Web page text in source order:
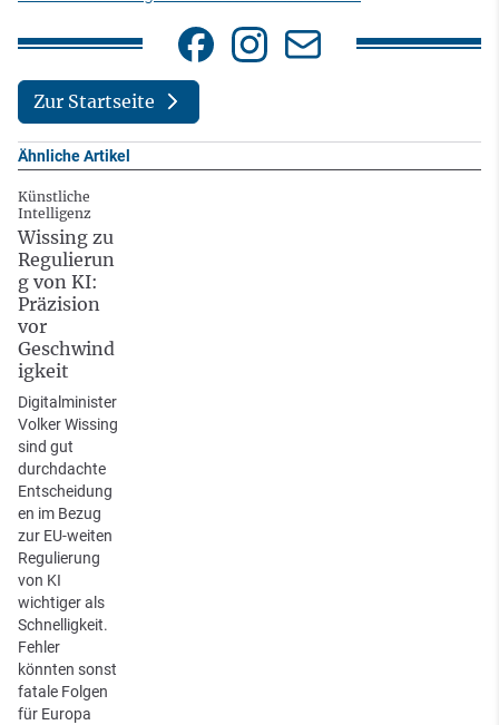
Zur Startseite
Ähnliche Artikel
Künstliche
Intelligenz
Wissing zu
Regulierun
g von KI:
Präzision
vor
Geschwind
igkeit
Digitalminister
Volker Wissing
sind gut
durchdachte
Entscheidung
en im Bezug
zur EU-weiten
Regulierung
von KI
wichtiger als
Schnelligkeit.
Fehler
könnten sonst
fatale Folgen
für Europa